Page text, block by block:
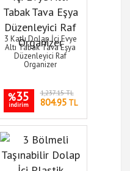
3 Katlı Dolap İçi Evye
Altı Tabak Tava Eşya
Düzenleyici Raf
Organizer
%35
indirim
1,237.15 TL
804.95TL